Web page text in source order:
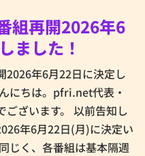
組再開2026年6
ました！
2026年6月22日に決定し
にちは。pfri.net代表・
ございます。 以前告知し
年6月22日(月)に決定い
じく、各番組は基本隔週